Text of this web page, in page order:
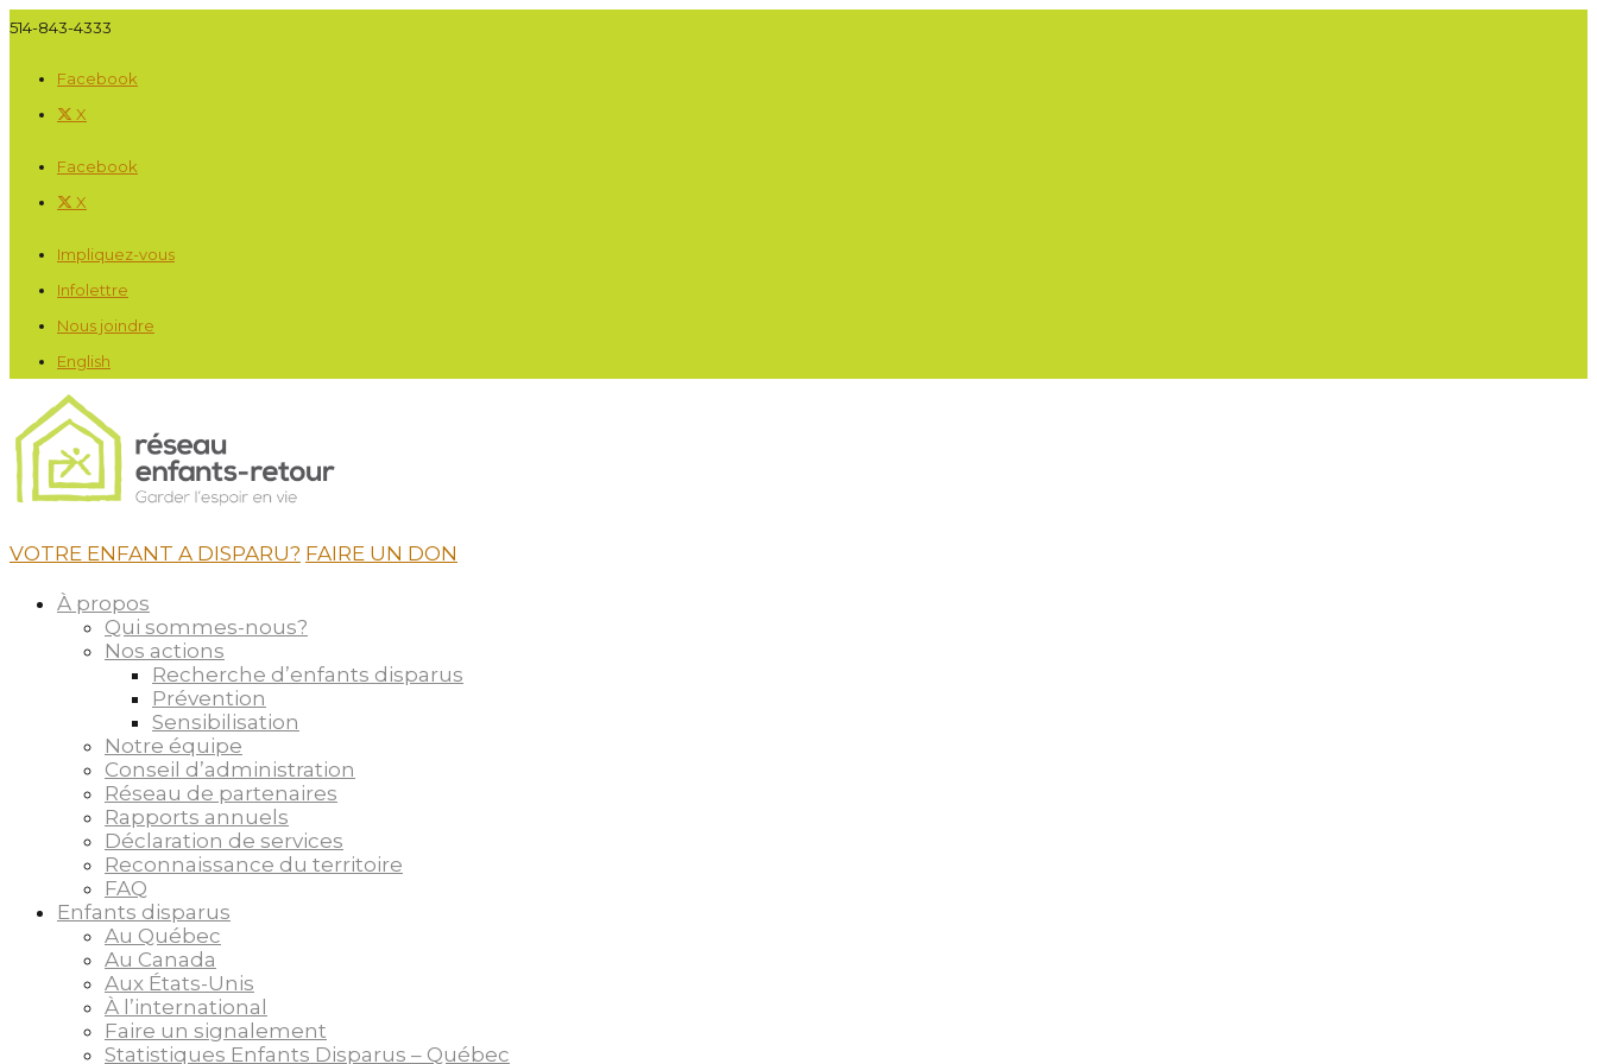
514-843-4333
Facebook
X
Facebook
X
Impliquez-vous
Infolettre
Nous joindre
English
VOTRE ENFANT A DISPARU? FAIRE UN DON
À propos
Qui sommes-nous?
Nos actions
Recherche d’enfants disparus
Prévention
Sensibilisation
Notre équipe
Conseil d’administration
Réseau de partenaires
Rapports annuels
Déclaration de services
Reconnaissance du territoire
FAQ
Enfants disparus
Au Québec
Au Canada
Aux États-Unis
À l’international
Faire un signalement
Statistiques Enfants Disparus – Québec